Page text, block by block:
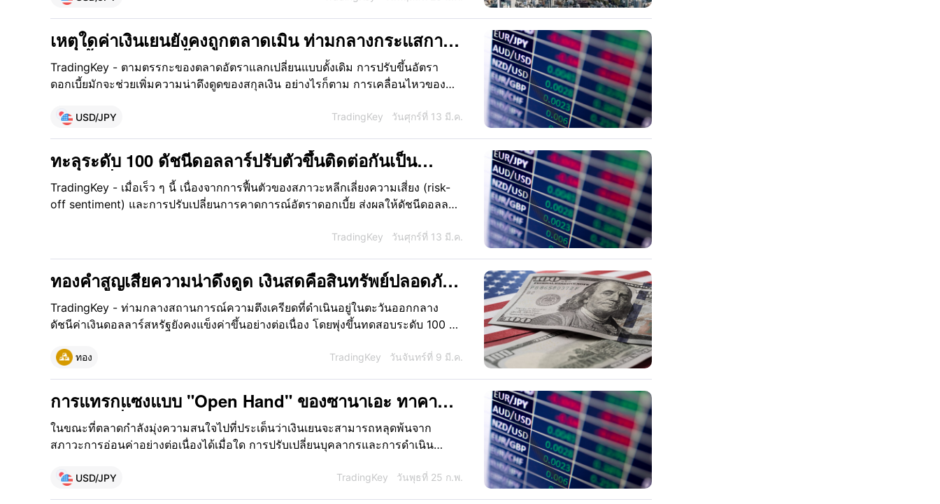
บรรเทาแรงกดดันจากการอ่อนค่าของเงินเยนโดยอ้อม
เหตุใดค่าเงินเยนยังคงถูกตลาดเมิน ท่ามกลางกระแสการ
ปรับขึ้นอัตราดอกเบี้ย?
TradingKey - ตามตรรกะของตลาดอัตราแลกเปลี่ยนแบบดั้งเดิม การปรับขึ้นอัตรา
ดอกเบี้ยมักจะช่วยเพิ่มความน่าดึงดูดของสกุลเงิน อย่างไรก็ตาม การเคลื่อนไหวของ
การณ์เพิ่มขึ้นเกี่ยวกับการปรับขึ้นอัตราดอกเบี้ยในญี่ปุ่น แต่เงินเยนยังคงอ่อนค่าลงอย่าง
USD/JPY TradingKey วันศุกร์ที่ 13 มี.ค.
ทะลุระดับ 100 ดัชนีดอลลาร์ปรับตัวขึ้นติดต่อกันเป็น
สัปดาห์ที่สอง
TradingKey - เมื่อเร็ว ๆ นี้ เนื่องจากการฟื้นตัวของสภาวะหลีกเลี่ยงความเสี่ยง (risk-
off sentiment) และการปรับเปลี่ยนการคาดการณ์อัตราดอกเบี้ย ส่งผลให้ดัชนีดอลลาร์
TradingKey วันศุกร์ที่ 13 มี.ค.
ทองคำสูญเสียความน่าดึงดูด เงินสดคือสินทรัพย์ปลอดภัย
เพียงหนึ่งเดียวหรือไม่? ขณะดัชนีดอลลาร์แตะระดับ 100
TradingKey - ท่ามกลางสถานการณ์ความตึงเครียดที่ดำเนินอยู่ในตะวันออกกลาง
ดัชนีค่าเงินดอลลาร์สหรัฐยังคงแข็งค่าขึ้นอย่างต่อเนื่อง โดยพุ่งขึ้นทดสอบระดับ 100 ใน
เสียเสน่ห์ในฐานะสินทรัพย์ปลอดภัยไปแล้ว นับตั้งแต่เหตุการณ์ที่สหรัฐฯ โจมตีอิหร่าน
ส่งผลให้กำไรทั้งหมดที่ทำได้ในช่วงสัปดาห์ก่อนเกิดความขัดแย้งถูกลบออกไปจนหมด
ทอง TradingKey วันจันทร์ที่ 9 มี.ค.
การแทรกแซงแบบ "Open Hand" ของซานาเอะ ทาคาอิจิ:
การยกเครื่อง BOJ และพายุเงินเยนอ่อนค่าจะกลับมาพัด
ถล่มอีกครั้งหรือไม่?
ในขณะที่ตลาดกำลังมุ่งความสนใจไปที่ประเด็นว่าเงินเยนจะสามารถหลุดพ้นจาก
สภาวะการอ่อนค่าอย่างต่อเนื่องได้เมื่อใด การปรับเปลี่ยนบุคลากรและการดำเนิน
อีกครั้ง จากการที่นายกรัฐมนตรีญี่ปุ่น ซานาเอะ ทากาอิชิ ได้เสนอชื่อนักวิชาการกลุ่ม
USD/JPY TradingKey วันพุธที่ 25 ก.พ.